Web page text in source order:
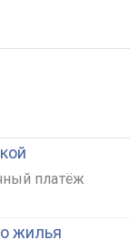
платёж
жилья